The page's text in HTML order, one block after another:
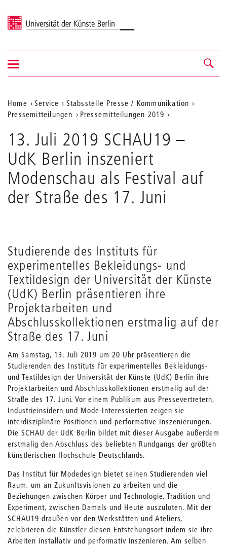
Universität der Künste Berlin
Navigation &
Suche
Navigation
ein-/ausblenden
Aktuelle
Position
auf
der
Webseite
Home Service
Stabsstelle Presse / Kommunikation
Pressemitteilungen
Pressemitteilungen 2019
13. Juli 2019 SCHAU19 –
UdK Berlin inszeniert
Modenschau als Festival auf
der Straße des 17. Juni
Studierende des Instituts für
experimentelles Bekleidungs- und
Textildesign der Universität der Künste
(UdK) Berlin präsentieren ihre
Projektarbeiten und
Abschlusskollektionen erstmalig auf der
Straße des 17. Juni
Am Samstag, 13. Juli 2019 um 20 Uhr präsentieren die
Studierenden des Instituts für experimentelles Bekleidungs-
und Textildesign der Universität der Künste (UdK) Berlin ihre
Projektarbeiten und Abschlusskollektionen erstmalig auf der
Straße des 17. Juni. Vor einem Publikum aus Pressevertretern,
Industrieinsidern und Mode-Interessierten zeigen sie
interdisziplinäre Positionen und performative Inszenierungen.
Die SCHAU der UdK Berlin bildet mit dieser Ausgabe außerdem
erstmalig den Abschluss des beliebten Rundgangs der größten
künstlerischen Hochschule Deutschlands.
Das Institut für Modedesign bietet seinen Studierenden viel
Raum, um an Zukunftsvisionen zu arbeiten und die
Beziehungen zwischen Körper und Technologie, Tradition und
Experiment, zwischen Damals und Heute auszuloten. Mit der
SCHAU19 draußen vor den Werkstätten und Ateliers,
zelebrieren die Künstler diesen Entstehungsort indem sie ihre
Arbeiten installativ und performativ inszenieren. Am selben